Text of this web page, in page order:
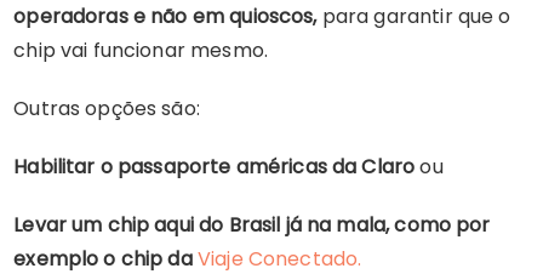
operadoras e não em quioscos,para garantir que o
chip vai funcionar mesmo.
Outras opções são:
Habilitar o passaporte américas da Claroou
Levar um chip aqui do Brasil já na mala, como por
exemplo o chip daViaje Conectado.